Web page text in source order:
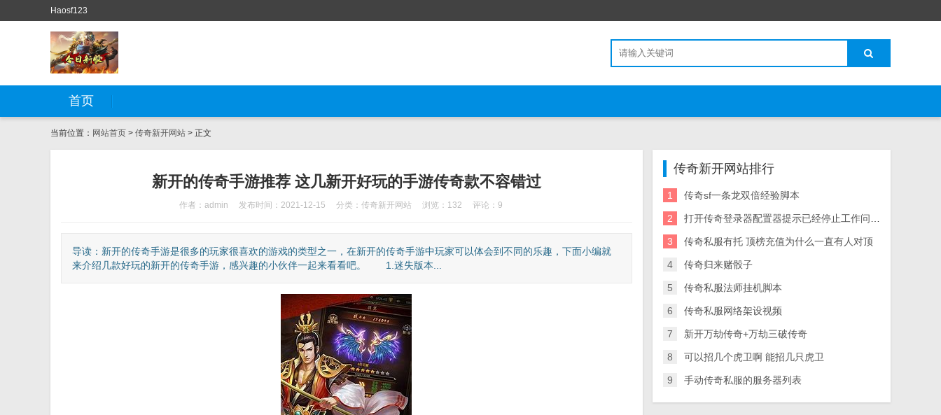
Haosf123
首页
当前位置： 网站首页 > 传奇新开网站 > 正文
新开的传奇手游推荐 这几新开好玩的手游传奇款不容错过
作者：admin 发布时间：2021-12-15 分类：传奇新开网站 浏览：132 评论：9
导读：新开的传奇手游是很多的玩家很喜欢的游戏的类型之一，在新开的传奇手游中玩家可以体会到不同的乐趣，下面小编就
来介绍几款好玩的新开的传奇手游，感兴趣的小伙伴一起来看看吧。 1.迷失版本...
传奇新开网站排行
1 传奇sf一条龙双倍经验脚本
2 打开传奇登录器配置器提示已经停止工作问题详细攻略分享
3 传奇私服有托 顶榜充值为什么一直有人对顶
4 传奇归来赌骰子
5 传奇私服法师挂机脚本
6 传奇私服网络架设视频
7 新开万劫传奇+万劫三破传奇
8 可以招几个虎卫啊 能招几只虎卫
9 手动传奇私服的服务器列表